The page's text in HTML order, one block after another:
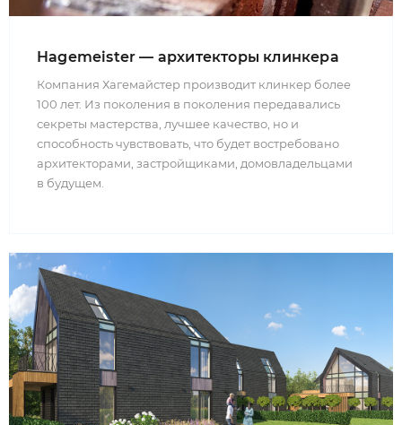
Hagemeister — архитекторы клинкера
Компания Хагемайстер производит клинкер более
100 лет. Из поколения в поколения передавались
секреты мастерства, лучшее качество, но и
способность чувствовать, что будет востребовано
архитекторами, застройщиками, домовладельцами
в будущем.